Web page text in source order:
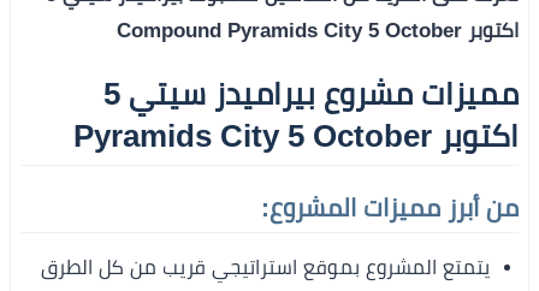
اكتوبر Compound Pyramids City 5 October
مميزات مشروع بيراميدز سيتي 5
اكتوبر Pyramids City 5 October
من أبرز مميزات المشروع:
يتمتع المشروع بموقع استراتيجي قريب من كل الطرق